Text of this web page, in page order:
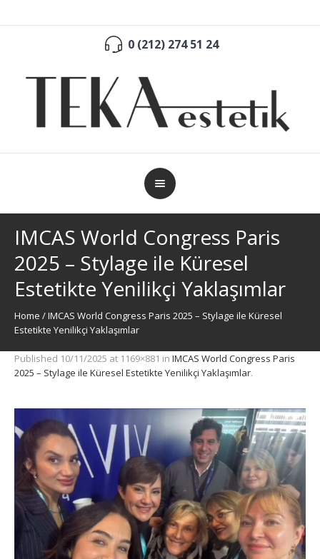
0 (212) 274 51 24
IMCAS World Congress Paris
2025 – Stylage ile Küresel
Estetikte Yenilikçi Yaklaşımlar
Home /IMCAS World Congress Paris 2025 – Stylage ile Küresel
Estetikte Yenilikçi Yaklaşımlar
Published 10/11/2025 at 1169×881 in IMCAS World Congress Paris
2025 – Stylage ile Küresel Estetikte Yenilikçi Yaklaşımlar.